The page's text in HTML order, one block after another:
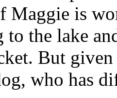
Maggie is
to the lake
But
who has